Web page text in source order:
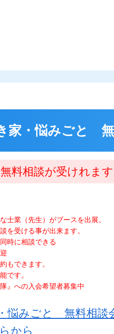
家・悩みごと
料相談が受けれます
士業（先生）がブースを出展。
を受ける事が出来ます。
時に相談できる
もできます。
です。
』への入会希望者募集中
悩みごと 無料相談
から